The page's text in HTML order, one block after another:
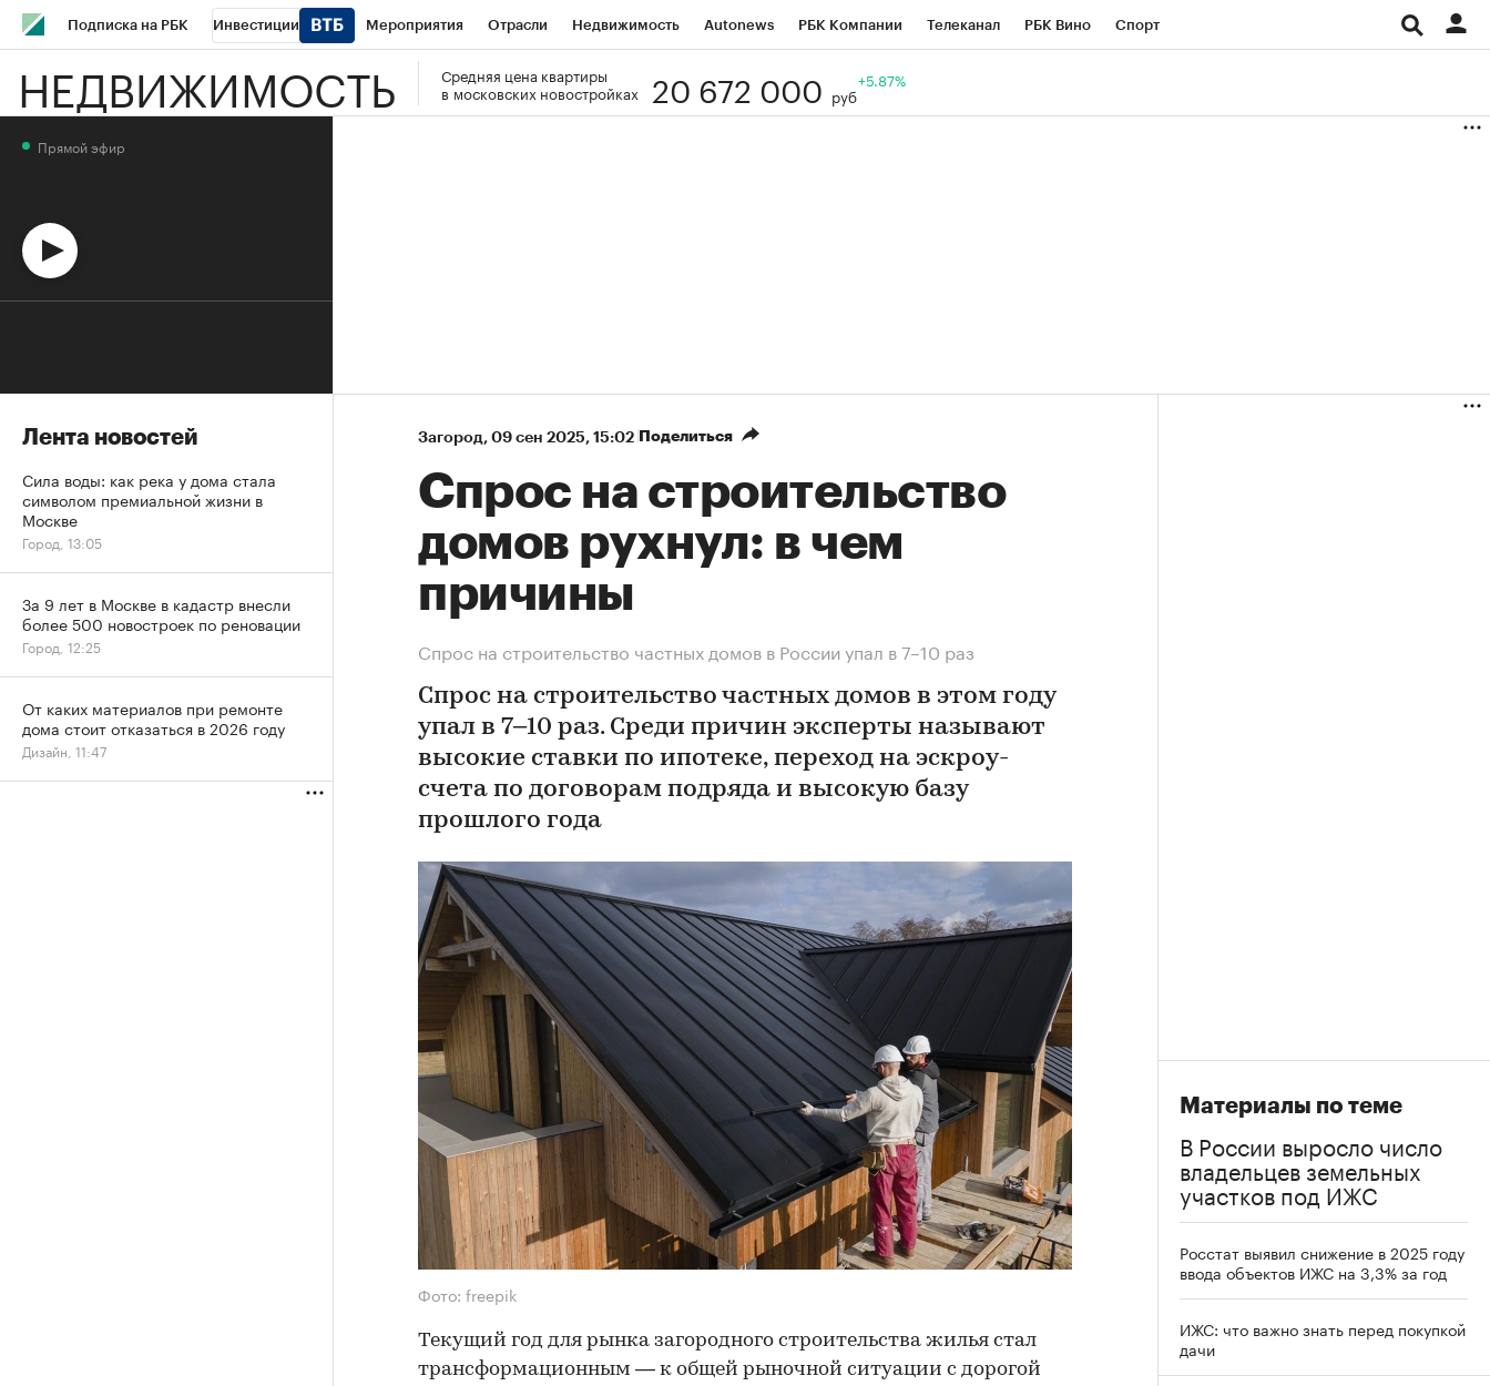
Подписка на РБК Инвестиции Мероприятия Отрасли Недвижимость Autonews РБК Компании Телеканал РБК Вино Спорт
Школа управления РБК РБК Образование РБК Курсы РБК Life Тренды Национальные проекты
НЕДВИЖИМОСТЬ
Средняя цена квартиры
в московских новостройках
20 672 000 руб
+5.87%
Загород⁠, 09 сен 2025, 15:02 Поделиться
Спрос на строительство
домов рухнул: в чем
причины
Спрос на строительство частных домов в России упал в 7–10 раз
Спрос на строительство частных домов в этом году
упал в 7–10 раз. Среди причин эксперты называют
высокие ставки по ипотеке, переход на эскроу-
счета по договорам подряда и высокую базу
прошлого года
Фото: freepik
Текущий год для рынка загородного строительства жилья стал
трансформационным — к общей рыночной ситуации с дорогой
Материалы по теме
В России выросло число
владельцев земельных
участков под ИЖС
Росстат выявил снижение в 2025 году
ввода объектов ИЖС на 3,3% за год
ИЖС: что важно знать перед покупкой
дачи
Прямой эфир
Лента новостей
Сила воды: как река у дома стала
символом премиальной жизни в
Москве
Город, 13:05
За 9 лет в Москве в кадастр внесли
более 500 новостроек по реновации
Город, 12:25
От каких материалов при ремонте
дома стоит отказаться в 2026 году
Дизайн, 11:47